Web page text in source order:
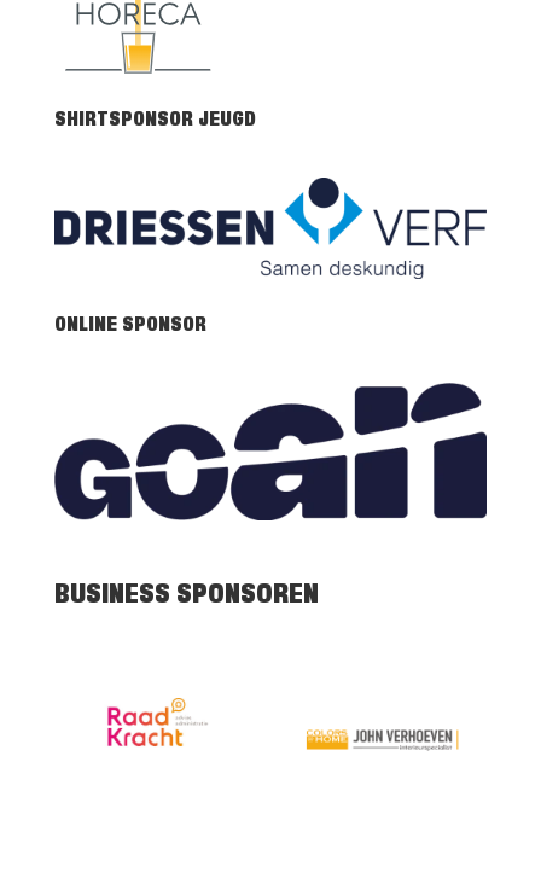
SHIRTSPONSOR JEUGD
ONLINE SPONSOR
BUSINESS SPONSOREN